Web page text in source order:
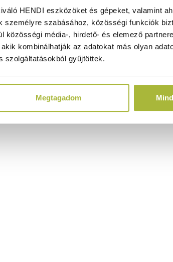
HENDI eszközöket és gépeket, valamint
személyre szabásához, közösségi funkciók
közösségi média-, hirdető- és elemező
kombinálhatják az adatokat más olyan
szolgáltatásokból gyűjtöttek.
Megtagadom